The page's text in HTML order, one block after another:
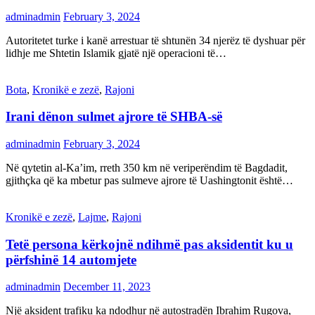
adminadmin February 3, 2024
Autoritetet turke i kanë arrestuar të shtunën 34 njerëz të dyshuar për
lidhje me Shtetin Islamik gjatë një operacioni të…
Bota, Kronikë e zezë, Rajoni
Irani dënon sulmet ajrore të SHBA-së
adminadmin February 3, 2024
Në qytetin al-Ka’im, rreth 350 km në veriperëndim të Bagdadit,
gjithçka që ka mbetur pas sulmeve ajrore të Uashingtonit është…
Kronikë e zezë, Lajme, Rajoni
Tetë persona kërkojnë ndihmë pas aksidentit ku u
përfshinë 14 automjete
adminadmin December 11, 2023
Një aksident trafiku ka ndodhur në autostradën Ibrahim Rugova,